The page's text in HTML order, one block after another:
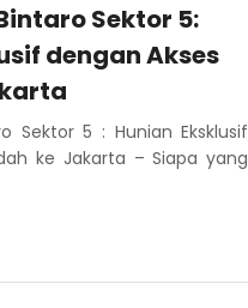
Sektor 5:
dengan Akses
Sektor 5 : Hunian Eksklusif
ke Jakarta – Siapa yang